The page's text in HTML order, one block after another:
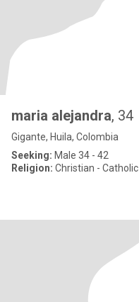
maria alejandra, 34
Gigante, Huila, Colombia
Seeking: Male 34 - 42
Religion: Christian - Catholic